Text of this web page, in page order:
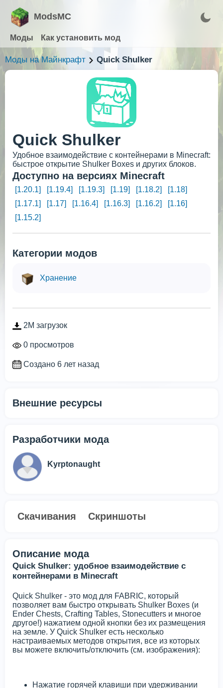
ModsMC
Моды Как установить мод
Моды на Майнкрафт Quick Shulker
Quick Shulker
Удобное взаимодействие с контейнерами в Minecraft:
быстрое открытие Shulker Boxes и других блоков.
Доступно на версиях Minecraft
[1.20.1] [1.19.4] [1.19.3] [1.19] [1.18.2]
[1.18]
[1.17.1]
[1.17] [1.16.4] [1.16.3] [1.16.2]
[1.16]
[1.15.2]
Категории модов
Хранение
2M загрузок
0 просмотров
Создано 6 лет назад
Внешние ресурсы
Разработчики мода
Kyrptonaught
Скачивания Скриншоты
Описание мода
Quick Shulker: удобное взаимодействие с
контейнерами в Minecraft
Quick Shulker - это мод для FABRIC, который
позволяет вам быстро открывать Shulker Boxes (и
Ender Chests, Crafting Tables, Stonecutters и многое
другое!) нажатием одной кнопки без их размещения
на земле. У Quick Shulker есть несколько
настраиваемых методов открытия, все из которых
вы можете включить/отключить (см. изображения):
Нажатие горячей клавиши при удерживании